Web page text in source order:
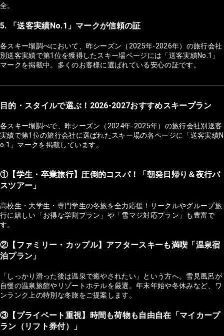
全。
5. 「送客実績No.1」マークが信頼の証
各スキー場調べにおいて、昨シーズン（2025年-2026年）の旅行会社
別送客実績で第1位を獲得したスキー場ページには「送客実績No.1」
マークを掲載中。多くのお客様に選ばれている安心の証です。
目的・スタイルで選ぶ！2026-2027おすすめスキープラン
各スキー場調べで、昨シーズン（2024年-2025年）の旅行会社別送客
実績で第1位の旅行会社に選ばれたスキー場の各ページに「送客実績N
o.1」マークを掲載しています。
①【学生・卒業旅行】圧倒的コスパ！「朝発日帰り＆夜行バ
スツアー」
高校生・大学生・専門学生の冬旅を全力応援！サークルやグループ旅
行に嬉しい「お得な学割プラン」や「雪マジ対応プラン」も豊富で
す。
②【ファミリー・カップル】アフタースキーも満喫「温泉宿
泊プラン」
「しっかり滑った後は温泉で癒やされたい」という方へ。雪見風呂が
自慢の温泉旅館やリゾートホテルを厳選。年末年始や冬休みなど、ワ
ンランク上の特別な冬旅をご提案します。
③【プライベート重視】時間も荷物も自由自在「マイカープ
ラン（リフト券付）」